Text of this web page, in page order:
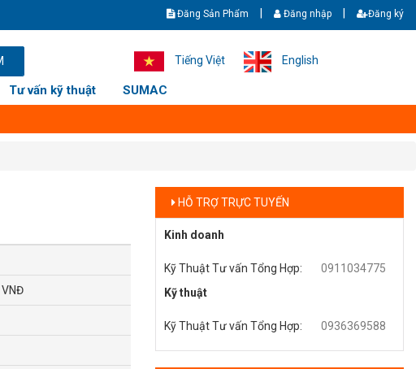
NHẤT - Giao hàng nhanh - Ship cod toàn quốc. Hotline/zalo: +8436369588 -
Đăng Sản Phẩm Đăng nhập Đăng ký
Tiếng Việt English
Tư vấn kỹ thuật SUMAC
HỖ TRỢ TRỰC TUYẾN
Kinh doanh
Kỹ Thuật Tư vấn Tổng Hợp:
0911034775
Kỹ thuật
Kỹ Thuật Tư vấn Tổng Hợp: 0936369588